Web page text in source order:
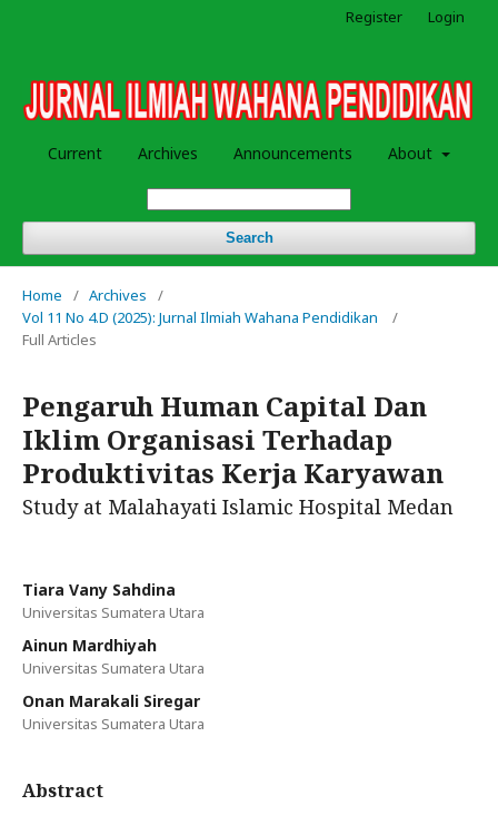
Current Archives Announcements About
Search
Register Login
Home / Archives
/
Vol 11 No 4.D (2025): Jurnal Ilmiah Wahana Pendidikan
/
Full Articles
Pengaruh Human Capital Dan
Iklim Organisasi Terhadap
Produktivitas Kerja Karyawan
Study at Malahayati Islamic Hospital Medan
Tiara Vany Sahdina
Universitas Sumatera Utara
Ainun Mardhiyah
Universitas Sumatera Utara
Onan Marakali Siregar
Universitas Sumatera Utara
Abstract